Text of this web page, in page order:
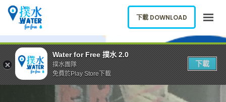
關於我們
下載應用
網誌
下載 DOWNLOAD
Water for Free 撲水 2.0
撲水團隊
免費於Play Store下載
下載